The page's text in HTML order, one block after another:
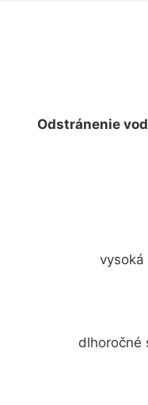
Odstránenie
vysoká
dlhoročné